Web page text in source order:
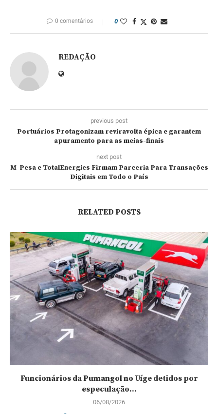
0 comentários 0
REDAÇÃO
previous post
Portuários Protagonizam reviravolta épica e garantem
apuramento para as meias-finais
next post
M-Pesa e TotalEnergies Firmam Parceria Para Transações
Digitais em Todo o País
RELATED POSTS
Funcionários da Pumangol no Uíge detidos por
especulação...
06/08/2026